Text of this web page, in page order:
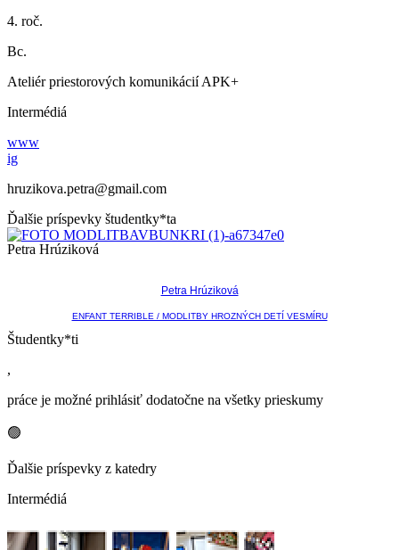
4. roč.
Bc.
Ateliér priestorových komunikácií APK+
Intermédiá
www
ig
hruzikova.petra@gmail.com
Ďalšie príspevky študentky*ta
Petra Hrúziková
Petra Hrúziková
ENFANT TERRIBLE / MODLITBY HROZNÝCH DETÍ VESMÍRU
Študentky*ti
,
práce je možné prihlásiť dodatočne na všetky prieskumy
🟢
Ďalšie príspevky z katedry
Intermédiá